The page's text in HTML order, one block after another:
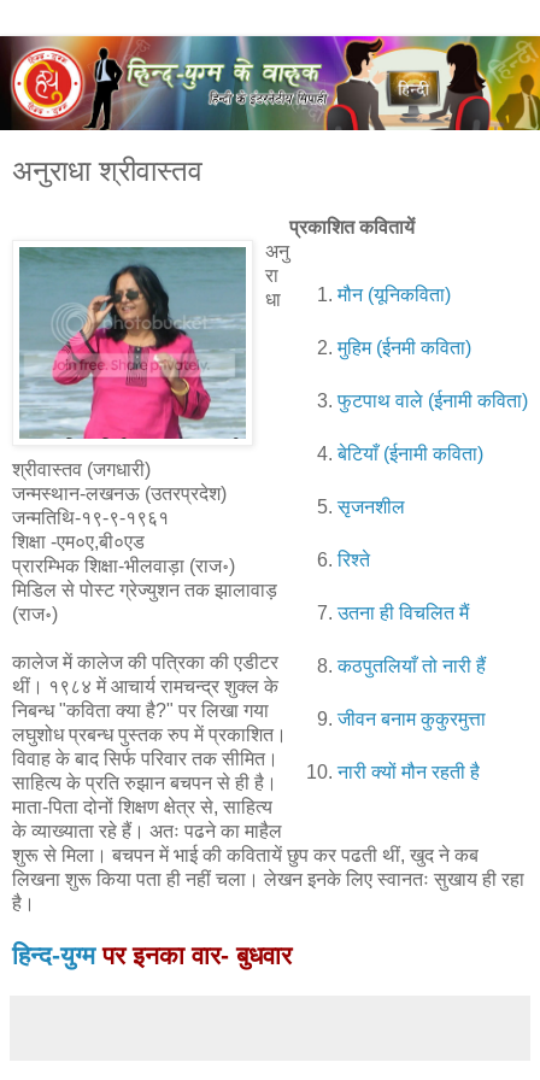
अनुराधा श्रीवास्तव
प्रकाशित कवितायें
मौन (यूनिकविता)
मुहिम (ईनमी कविता)
फुटपाथ वाले (ईनामी कविता)
बेटियाँ (ईनामी कविता)
सृजनशील
रिश्ते
उतना ही विचलित मैं
कठपुतलियाँ तो नारी हैं
जीवन बनाम कुकुरमुत्ता
नारी क्यों मौन रहती है
अनु
रा
धा
श्रीवास्तव (जगधारी)
जन्मस्थान-लखनऊ (उतरप्रदेश)
जन्मतिथि-१९-९-१९६१
शिक्षा -एम०ए,बी०एड
प्रारम्भिक शिक्षा-भीलवाड़ा (राज॰)
मिडिल से पोस्ट ग्रेज्युशन तक झालावाड़
(राज॰)
कालेज में कालेज की पत्रिका की एडीटर
थीं। १९८४ में आचार्य रामचन्द्र शुक्ल के
निबन्ध "कविता क्या है?" पर लिखा गया
लघुशोध प्रबन्ध पुस्तक रुप में प्रकाशित।
विवाह के बाद सिर्फ परिवार तक सीमित।
साहित्य के प्रति रुझान बचपन से ही है।
माता-पिता दोनों शिक्षण क्षेत्र से, साहित्य
के व्याख्याता रहे हैं। अतः पढने का माहैल
शुरू से मिला। बचपन में भाई की कवितायें छुप कर पढती थीं, खुद ने कब
लिखना शुरू किया पता ही नहीं चला। लेखन इनके लिए स्वानतः सुखाय ही रहा
है।
हिन्द-युग्मपर इनका वार- बुधवार